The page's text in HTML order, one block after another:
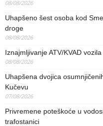
08/08/2026
Uhapšeno šest osoba kod
droge
08/08/2026
Iznajmljivanje ATV/KVAD
08/08/2026
Uhapšena dvojica
Kučevu
07/08/2026
Privremene poteškoće u
trafostanici